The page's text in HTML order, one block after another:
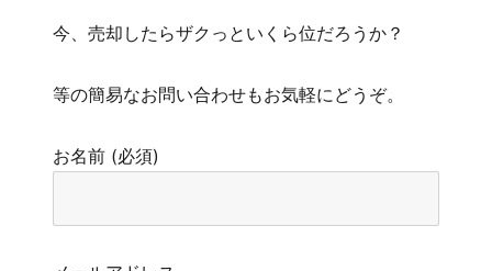
今、売却したらザクっといくら位だろうか？
等の簡易なお問い合わせもお気軽にどうぞ。
お名前 (必須)